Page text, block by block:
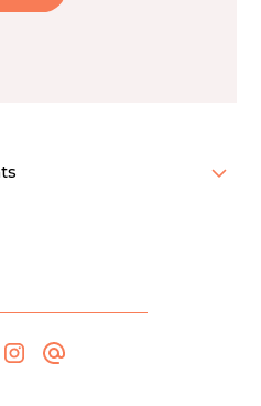
opinions exprimées reflètent le
date de publication et sont